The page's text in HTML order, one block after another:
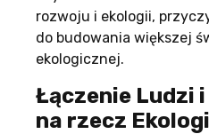
rozwoju i ekologii,
do budowania większej
ekologicznej.
Łączenie Ludzi i
na rzecz